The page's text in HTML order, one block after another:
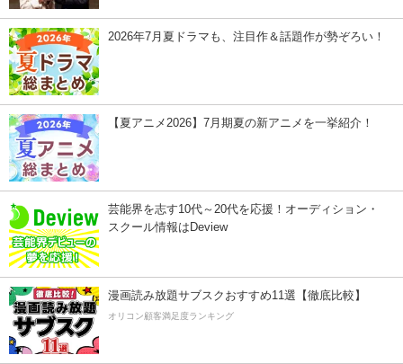
2026年7月夏ドラマも、注目作＆話題作が勢ぞろい！
【夏アニメ2026】7月期夏の新アニメを一挙紹介！
芸能界を志す10代～20代を応援！オーディション・
スクール情報はDeview
漫画読み放題サブスクおすすめ11選【徹底比較】
オリコン顧客満足度ランキング